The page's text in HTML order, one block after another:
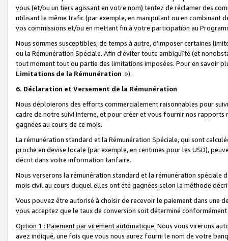
vous (et/ou un tiers agissant en votre nom) tentez de réclamer des
utilisant le même trafic (par exemple, en manipulant ou en combinant
vos commissions et/ou en mettant fin à votre participation au
Nous sommes susceptibles, de temps à autre, d'imposer certaines
ou la Rémunération Spéciale. Afin d'éviter toute ambiguïté (et
tout moment tout ou partie des limitations imposées. Pour en savoir
Limitations de la Rémunération »).
6. Déclaration et Versement de la Rémunération
Nous déploierons des efforts commercialement raisonnables pour
cadre de notre suivi interne, et pour créer et vous fournir nos
gagnées au cours de ce mois.
La rémunération standard et la Rémunération Spéciale, qui sont
proche en devise locale (par exemple, en centimes pour les USD),
décrit dans votre information tarifaire.
Nous verserons la rémunération standard et la rémunération spéciale
mois civil au cours duquel elles ont été gagnées selon la méthode
Vous pouvez être autorisé à choisir de recevoir le paiement dans une
vous acceptez que le taux de conversion soit déterminé
Option 1 : Paiement par virement automatique. Nous vous virerons
avez indiqué, une fois que vous nous aurez fourni le nom de votre